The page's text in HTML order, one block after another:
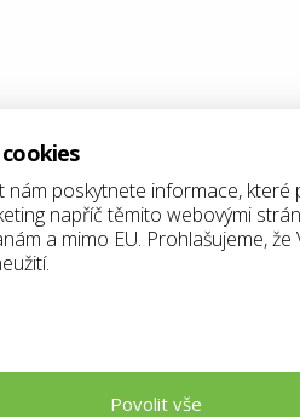
nám poskytnete informace,
napříč těmito webovými
a mimo EU. Prohlašujeme,
Povolit vše